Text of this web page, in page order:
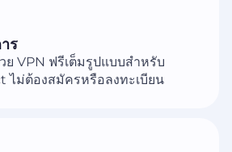
ร
ย VPN ฟรีเต็มรูปแบบสำหรับ
ไม่ต้องสมัครหรือลงทะเบียน